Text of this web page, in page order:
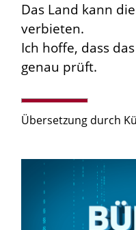
Das Land kann
verbieten.
Ich hoffe, dass
genau prüft.
Übersetzung durch